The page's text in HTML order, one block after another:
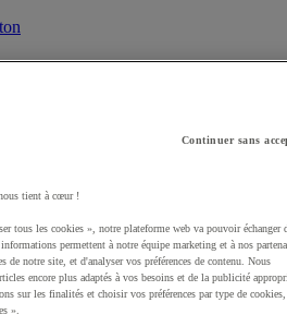
de table
Continuer sans
tient à cœur !
tous les cookies », notre plateforme web va pouvoir échanger
permettent à notre équipe marketing et à nos
de notre site, et d'analyser vos préférences de contenu. Nous
encore plus adaptés à vos besoins et de la publicité
sur les finalités et choisir vos préférences par type de cookies,
».